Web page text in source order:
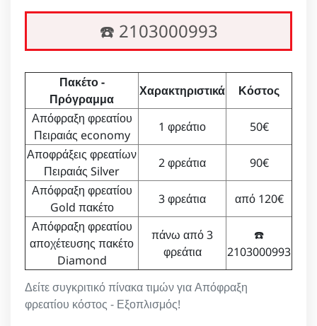
☎️ 2103000993
Δείτε συγκριτικό πίνακα τιμών για Απόφραξη
φρεατίου κόστος - Εξοπλισμός!
Πακέτο -
Πρόγραμμα
Χαρακτηριστικά
Κόστος
Απόφραξη φρεατίου
Πειραιάς economy
1 φρεάτιο
50€
Αποφράξεις φρεατίων
Πειραιάς Silver
2 φρεάτια
90€
Απόφραξη φρεατίου
Gold πακέτο
3 φρεάτια
από 120€
Απόφραξη φρεατίου
αποχέτευσης πακέτο
Diamond
πάνω από 3
φρεάτια
☎️
2103000993